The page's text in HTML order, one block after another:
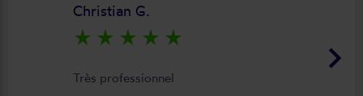
keyboard_arrow_right
Christian G.
star_rate star_rate star_rate star_rate star_rate
Très professionnel